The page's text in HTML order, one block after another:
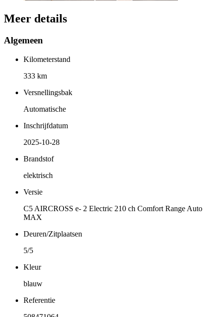
Meer details
Algemeen
Kilometerstand
333 km
Versnellingsbak
Automatische
Inschrijfdatum
2025-10-28
Brandstof
elektrisch
Versie
C5 AIRCROSS e- 2 Electric 210 ch Comfort Range Auto
MAX
Deuren/Zitplaatsen
5/5
Kleur
blauw
Referentie